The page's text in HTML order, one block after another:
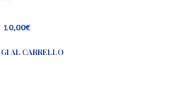
10,00€
AL CARRELLO